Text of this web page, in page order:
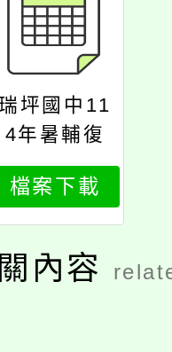
瑞坪國中11
4年暑輔復
考名單11
40711
檔案下載
內容